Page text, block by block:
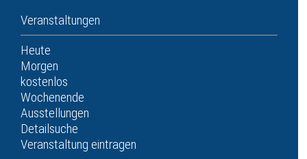
Veranstaltungen
Heute
Morgen
kostenlos
Wochenende
Ausstellungen
Detailsuche
Veranstaltung eintragen